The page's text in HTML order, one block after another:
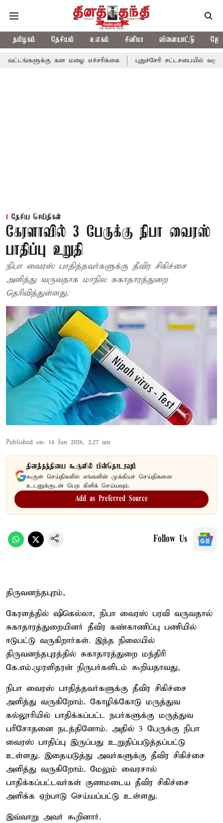
தமிழகம் தேசியம் உலகம் சினிமா விளையாட்டு
கன மழை எச்சரிக்கை புதுச்சேரி சட்டசபையில் வரும் 24ம்
தேசிய செய்திகள்
கேரளாவில் 3 பேருக்கு நிபா வைரஸ்
பாதிப்பு உறுதி
நிபா வைரஸ் பாதித்தவர்களுக்கு தீவிர சிகிச்சை
அளித்து வருவதாக மாநில சுகாதாரத்துறை
தெரிவித்துள்ளது.
Published on: 14 Jun 2026, 2:27 am
தினத்தந்தியை கூகுளில் பின்தொடரவும்
கூகுள் செய்திகளில் எங்களின் முக்கியச் செய்திகளை
உடனுக்குடன் பெற கிளிக் செய்யவும்.
Add as Preferred Source
Follow Us
திருவனந்தபுரம்,
கேரளத்தில் ஷிகெல்லா, நிபா வைரஸ் பரவி வருவதால்
சுகாதாரத்துறையினர் தீவிர கண்காணிப்பு பணியில்
ஈடுபட்டு வருகிறார்கள். இந்த நிலையில்
திருவனந்தபுரத்தில் சுகாதாரத்துறை மந்திரி
கே.எம்.முரளிதரன் நிருபர்களிடம் கூறியதாவது,
நிபா வைரஸ் பாதித்தவர்களுக்கு தீவிர சிகிச்சை
அளித்து வருகிறோம். கோழிக்கோடு மருத்துவ
கல்லூரியில் பாதிக்கப்பட்ட நபர்களுக்கு மருத்துவ
பரிசோதனை நடத்தினோம். அதில் 3 பேருக்கு நிபா
வைரஸ் பாதிப்பு இருப்பது உறுதிப்படுத்தப்பட்டு
உள்ளது. இதையடுத்து அவர்களுக்கு தீவிர சிகிச்சை
அளித்து வருகிறோம். மேலும் வைரசால்
பாதிக்கப்பட்டவர்கள் குணமடைய தீவிர சிகிச்சை
அளிக்க ஏற்பாடு செய்யப்பட்டு உள்ளது.
இவ்வாறு அவர் கூறினார்.